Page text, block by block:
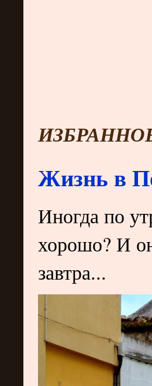
Жизнь в
Иногда по
хорошо? И
завтра...